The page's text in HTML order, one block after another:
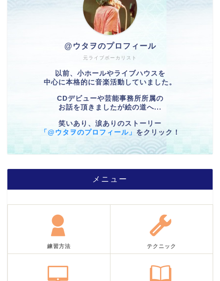
元ライブボーカリスト
@ウタヲのプロフィール
以前、小ホールやライブハウスを
中心に本格的に音楽活動していました。
CDデビューや芸能事務所所属の
お話を頂きましたが絵の道へ...
笑いあり、涙ありのストーリー
「@ウタヲのプロフィール」 をクリック！
メニュー
練習方法 テクニック